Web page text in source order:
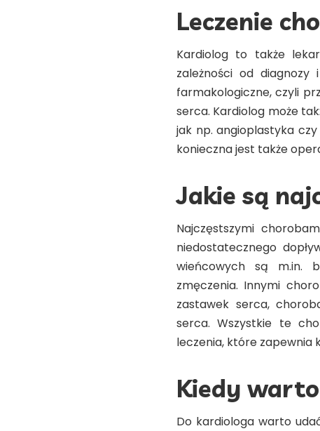
Leczenie
Kardiolog to także
zależności od
farmakologiczne, czyli
serca. Kardiolog może
jak np. angioplastyka
konieczna jest także
Jakie są
Najczęstszymi
niedostatecznego
wieńcowych są m.in.
zmęczenia. Innymi
zastawek serca,
serca. Wszystkie te
leczenia, które zapewnia
Kiedy
Do kardiologa warto